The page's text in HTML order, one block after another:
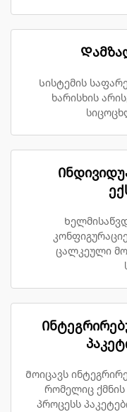
Სისტემის
ხარისხის
ცალკეული
Მოიცავს
რომელიც
პროცესს